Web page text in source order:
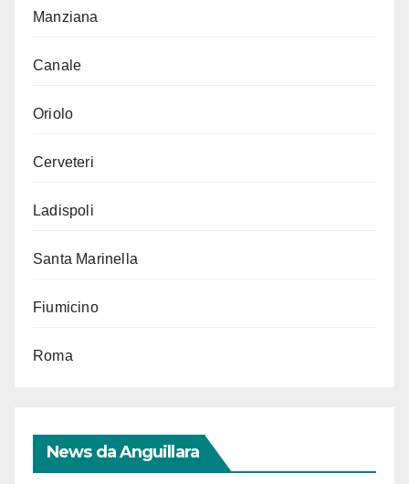
Manziana
Canale
Oriolo
Cerveteri
Ladispoli
Santa Marinella
Fiumicino
Roma
News da Anguillara